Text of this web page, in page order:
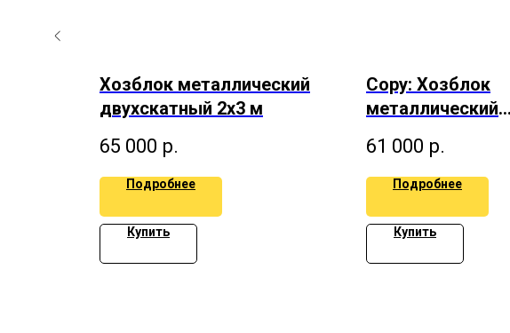
Хозблок металлический
двухскатный 2х3 м
65 000 р.
Подробнее
Купить
Copy: Хозблок
металлический
61 000 р.
Подробнее
Купить